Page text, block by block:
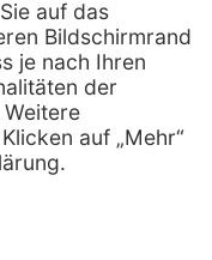
Lob & Kritik
Rechtliches
Impressum
Datenschutz
AGB